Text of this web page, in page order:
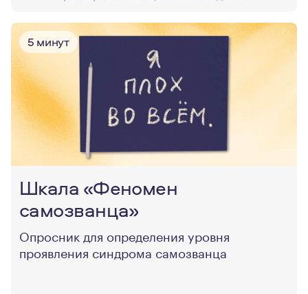
5 минут
Шкала «Феномен
самозванца»
Опросник для определения уровня
проявления синдрома самозванца